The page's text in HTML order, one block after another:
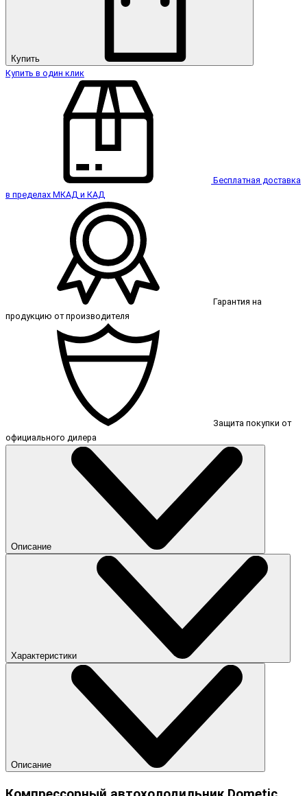
Купить
Купить в один клик
Бесплатная доставка
в пределах МКАД и КАД
Гарантия на
продукцию от производителя
Защита покупки от
официального дилера
Описание
Характеристики
Описание